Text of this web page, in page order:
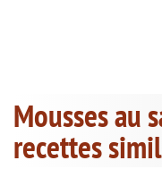
Mousses au
recettes